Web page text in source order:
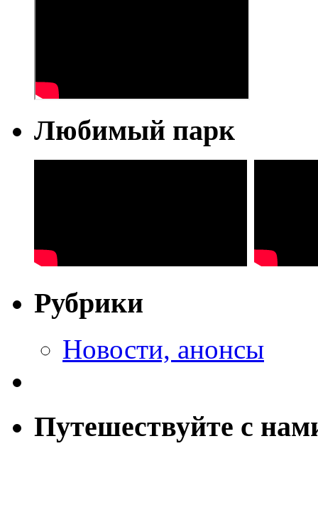
Любимый парк
Рубрики
Новости, анонсы
Путешествуйте с